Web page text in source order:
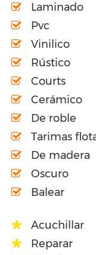
Laminado
Pvc
Vinilico
Rústico
Courts
Cerámico
De roble
Tarimas
De madera
Oscuro
Balear
Acuchillar
Reparar